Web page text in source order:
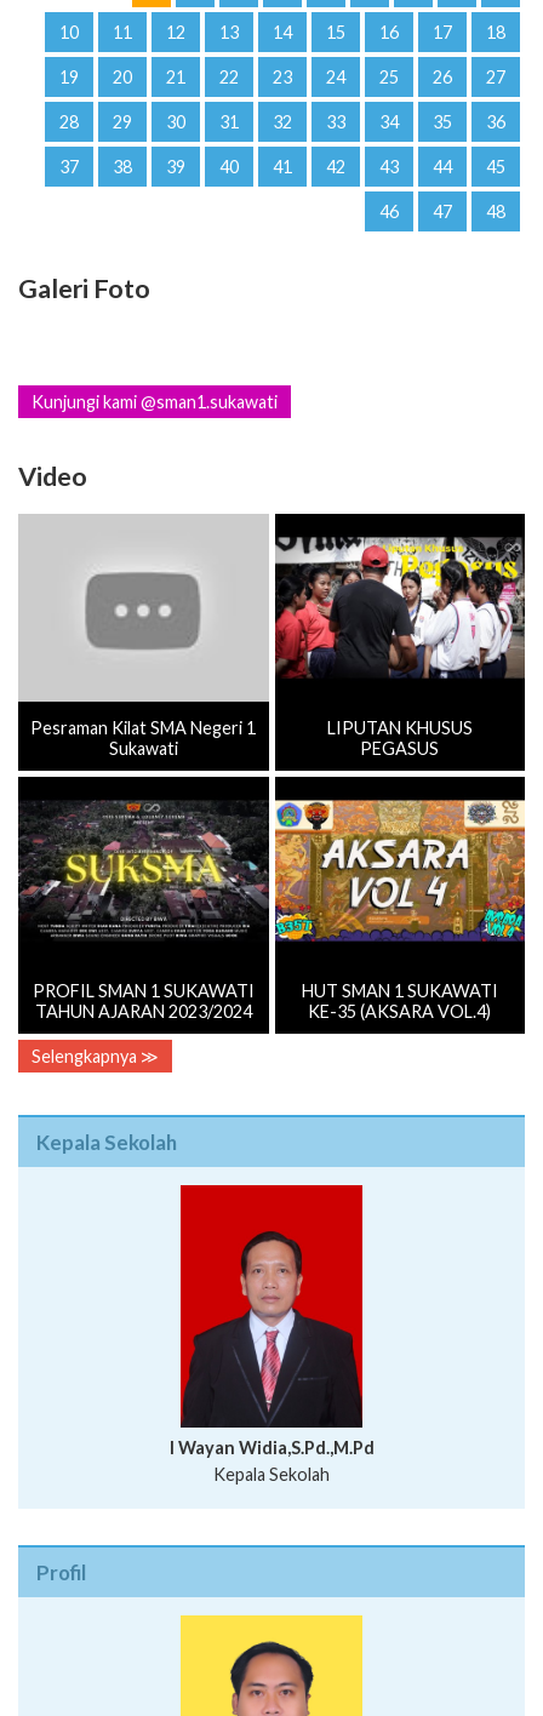
10 11 12 13 14 15 16 17 18
19 20 21 22 23 24 25 26 27
28 29 30 31 32 33 34 35 36
37 38 39 40 41 42 43 44 45
46 47 48
Galeri Foto
Kunjungi kami @sman1.sukawati
Video
Pesraman Kilat SMA Negeri 1
Sukawati
LIPUTAN KHUSUS
PEGASUS
PROFIL SMAN 1 SUKAWATI
TAHUN AJARAN 2023/2024
HUT SMAN 1 SUKAWATI
KE-35 (AKSARA VOL.4)
Selengkapnya ≫
Kepala Sekolah
I Wayan Widia,S.Pd.,M.Pd
Kepala Sekolah
Profil